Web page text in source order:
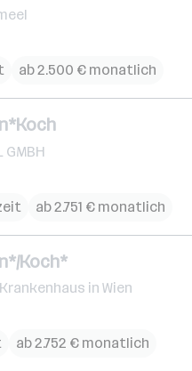
ab 2.500 € monatlich
GMBH
ab 2.751 € monatlich
Koch*
in Wien
ab 2.752 € monatlich